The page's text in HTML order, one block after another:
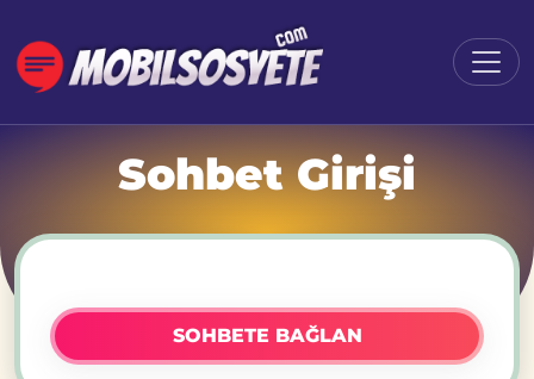
Sohbet Girişi
SOHBETE BAĞLAN